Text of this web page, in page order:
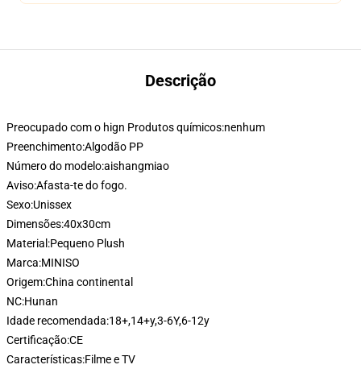
Descrição
Preocupado com o hign Produtos químicos:nenhum
Preenchimento:Algodão PP
Número do modelo:aishangmiao
Aviso:Afasta-te do fogo.
Sexo:Unissex
Dimensões:40x30cm
Material:Pequeno Plush
Marca:MINISO
Origem:China continental
NC:Hunan
Idade recomendada:18+,14+y,3-6Y,6-12y
Certificação:CE
Características:Filme e TV